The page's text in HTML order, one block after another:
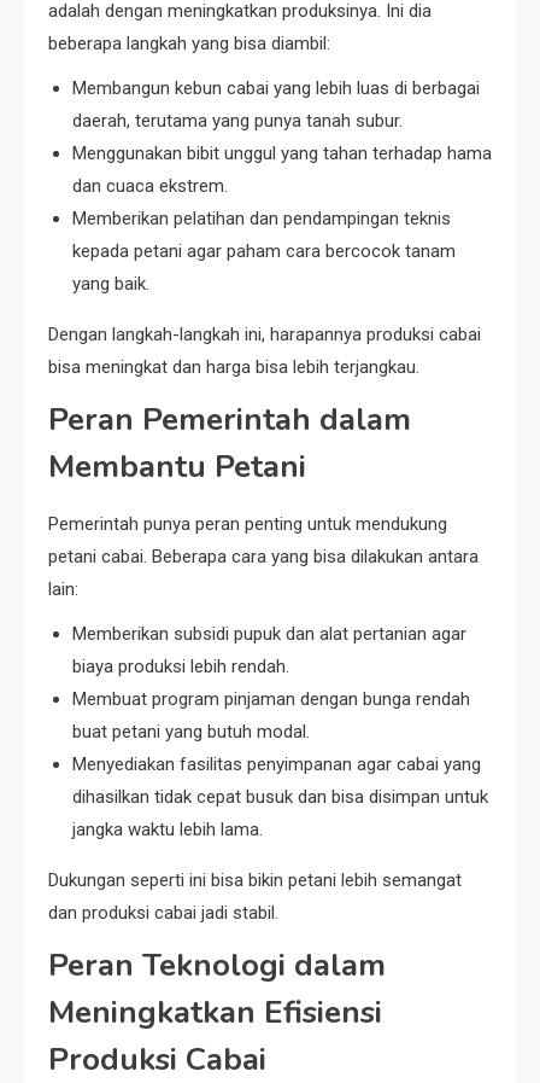
adalah dengan meningkatkan produksinya. Ini dia
beberapa langkah yang bisa diambil:
Membangun kebun cabai yang lebih luas di berbagai
daerah, terutama yang punya tanah subur.
Menggunakan bibit unggul yang tahan terhadap hama
dan cuaca ekstrem.
Memberikan pelatihan dan pendampingan teknis
kepada petani agar paham cara bercocok tanam
yang baik.
Dengan langkah-langkah ini, harapannya produksi cabai
bisa meningkat dan harga bisa lebih terjangkau.
Peran Pemerintah dalam
Membantu Petani
Pemerintah punya peran penting untuk mendukung
petani cabai. Beberapa cara yang bisa dilakukan antara
lain:
Memberikan subsidi pupuk dan alat pertanian agar
biaya produksi lebih rendah.
Membuat program pinjaman dengan bunga rendah
buat petani yang butuh modal.
Menyediakan fasilitas penyimpanan agar cabai yang
dihasilkan tidak cepat busuk dan bisa disimpan untuk
jangka waktu lebih lama.
Dukungan seperti ini bisa bikin petani lebih semangat
dan produksi cabai jadi stabil.
Peran Teknologi dalam
Meningkatkan Efisiensi
Produksi Cabai